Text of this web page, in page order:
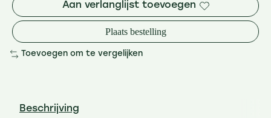
Aan verlanglijst toevoegen
Plaats bestelling
Toevoegen om te vergelijken
Beschrijving